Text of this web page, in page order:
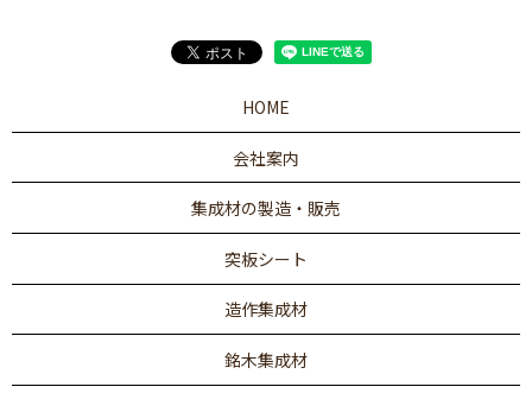
HOME
会社案内
集成材の製造・販売
突板シート
造作集成材
銘木集成材